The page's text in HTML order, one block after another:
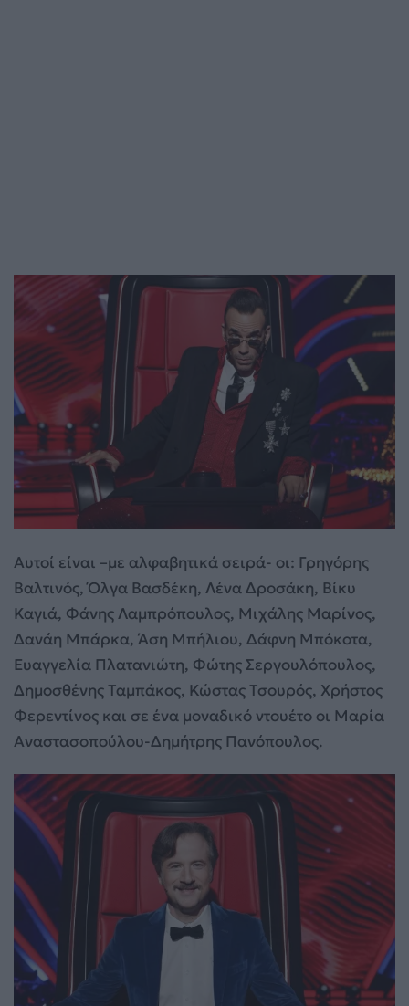
Αυτοί είναι –με αλφαβητικά σειρά- οι: Γρηγόρης
Βαλτινός, Όλγα Βασδέκη, Λένα Δροσάκη, Βίκυ
Καγιά, Φάνης Λαμπρόπουλος, Μιχάλης Μαρίνος,
Δανάη Μπάρκα, Άση Μπήλιου, Δάφνη Μπόκοτα,
Ευαγγελία Πλατανιώτη, Φώτης Σεργουλόπουλος,
Δημοσθένης Ταμπάκος, Κώστας Τσουρός, Χρήστος
Φερεντίνος και σε ένα μοναδικό ντουέτο οι Μαρία
Αναστασοπούλου-Δημήτρης Πανόπουλος.